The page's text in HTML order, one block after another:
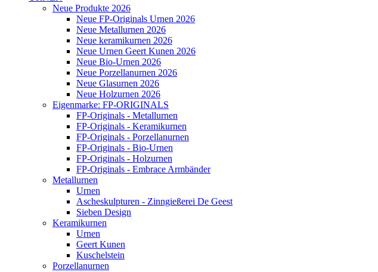
Neue Produkte 2026
Neue FP-Originals Urnen 2026
Neue Metallurnen 2026
Neue keramikurnen 2026
Neue Urnen Geert Kunen 2026
Neue Bio-Urnen 2026
Neue Porzellanurnen 2026
Neue Glasurnen 2026
Neue Holzurnen 2026
Eigenmarke: FP-ORIGINALS
FP-Originals - Metallurnen
FP-Originals - Keramikurnen
FP-Originals - Porzellanurnen
FP-Originals - Bio-Urnen
FP-Originals - Holzurnen
FP-Originals - Embrace Armbänder
Metallurnen
Urnen
Ascheskulpturen - Zinngießerei De Geest
Sieben Design
Keramikurnen
Urnen
Geert Kunen
Kuschelstein
Porzellanurnen